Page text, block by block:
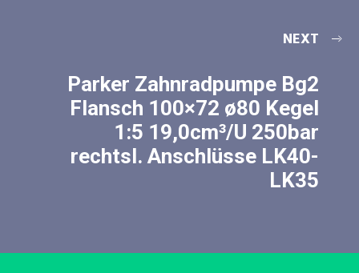
NEXT
Parker Zahnradpumpe Bg2
Flansch 100×72 ø80 Kegel
1:5 19,0cm³/U 250bar
rechtsl. Anschlüsse LK40-
LK35